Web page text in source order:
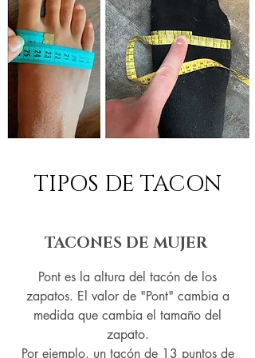
TIPOS DE TACON
TACONES DE MUJER
Pont es la altura del tacón de los
zapatos. El valor de "Pont" cambia a
medida que cambia el tamaño del
zapato.
Por ejemplo, un tacón de 13 puntos de